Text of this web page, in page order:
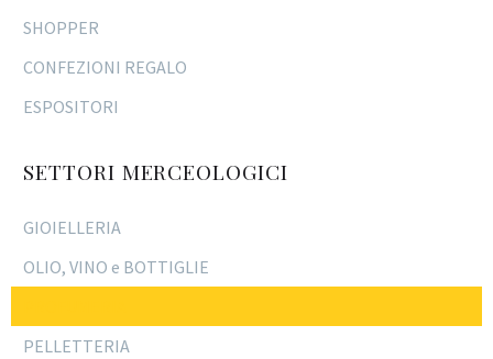
SHOPPER
CONFEZIONI REGALO
ESPOSITORI
SETTORI MERCEOLOGICI
GIOIELLERIA
OLIO, VINO e BOTTIGLIE
PELLETTERIA